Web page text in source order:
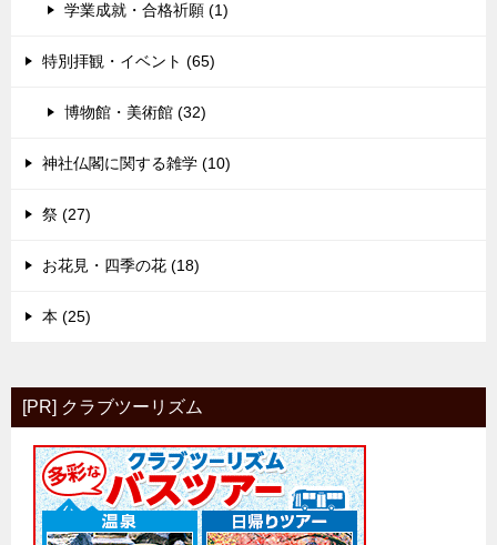
学業成就・合格祈願 (1)
特別拝観・イベント (65)
博物館・美術館 (32)
神社仏閣に関する雑学 (10)
祭 (27)
お花見・四季の花 (18)
本 (25)
[PR] クラブツーリズム